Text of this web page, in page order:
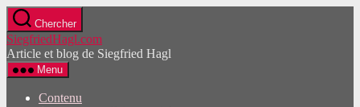
Passez
directement
au
contenu
Chercher
SiegfriedHagl.com
Article et blog de Siegfried Hagl
Menu
Contenu